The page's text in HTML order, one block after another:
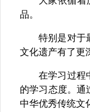
品。
特别是对于
文化遗产有了更
在学习过程
的学习态度。通
中华优秀传统文